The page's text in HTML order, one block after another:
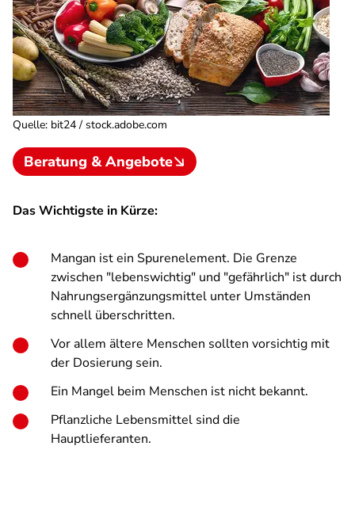
Quelle: bit24 / stock.adobe.com
Beratung & Angebote
Das Wichtigste in Kürze:
Mangan ist ein Spurenelement. Die Grenze
zwischen "lebenswichtig" und "gefährlich" ist durch
Nahrungsergänzungsmittel unter Umständen
schnell überschritten.
Vor allem ältere Menschen sollten vorsichtig mit
der Dosierung sein.
Ein Mangel beim Menschen ist nicht bekannt.
Pflanzliche Lebensmittel sind die
Hauptlieferanten.